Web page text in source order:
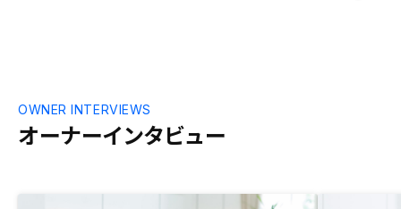
オーナーインタビュー
OWNER INTERVIEWS